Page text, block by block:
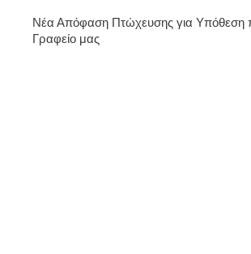
Νέα Απόφαση Πτώχευσης για Υπόθεση
Γραφείο μας